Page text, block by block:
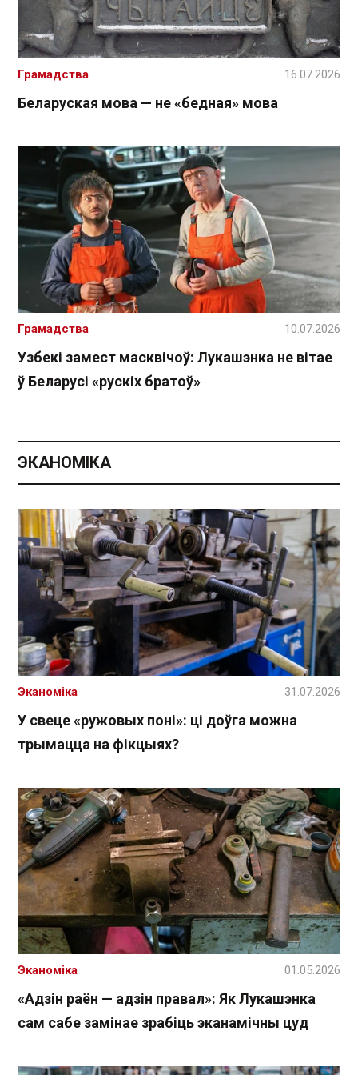
Беларуская мова — не «бедная» мова
Грамадства 16.07.2026
Узбекі замест масквічоў: Лукашэнка не вітае
ў Беларусі «рускіх братоў»
Грамадства 10.07.2026
ЭКАНОМІКА
У свеце «ружовых поні»: ці доўга можна
трымацца на фікцыях?
Эканоміка 31.07.2026
«Адзін раён — адзін правал»: Як Лукашэнка
сам сабе замінае зрабіць эканамічны цуд
Эканоміка 01.05.2026